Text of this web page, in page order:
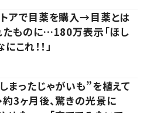
トアで目薬を購入→目薬とは
たものに…180万表示「ほし
にこれ！！」
まったじゃがいも”を植えて
3ヶ月後、驚きの光景に